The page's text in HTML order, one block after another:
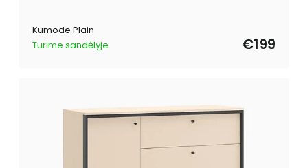
Kumode Plain
Turime sandėlyje
€199